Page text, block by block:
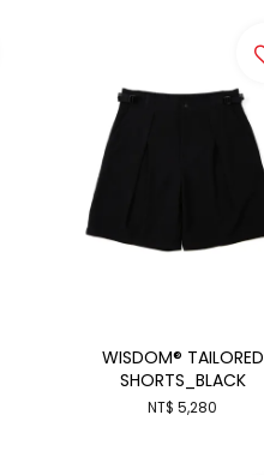
WISDOM® TAILORED
SHORTS_BLACK
NT$ 5,280